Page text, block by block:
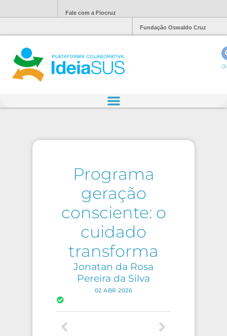
Fale com a Fiocruz
Fundação Oswaldo Cruz
Programa
geração
consciente: o
cuidado
transforma
Jonatan da Rosa
Pereira da Silva
02 ABR 2026